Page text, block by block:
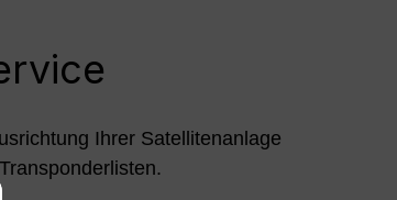
Ihrer Satellitenanlage